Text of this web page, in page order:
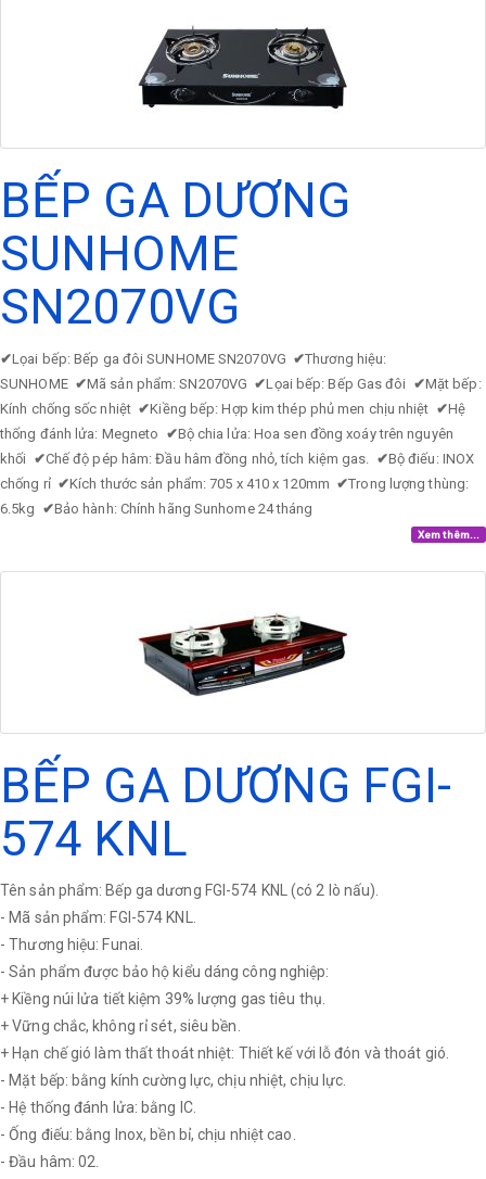
BẾP GA DƯƠNG
SUNHOME
SN2070VG
✔Lọai bếp: Bếp ga đôi SUNHOME SN2070VG ✔Thương hiệu:
SUNHOME ✔Mã sản phẩm: SN2070VG ✔Lọai bếp: Bếp Gas đôi ✔Mặt bếp:
Kính chống sốc nhiệt ✔Kiềng bếp: Hợp kim thép phủ men chịu nhiệt ✔Hệ
thống đánh lửa: Megneto ✔Bộ chia lửa: Hoa sen đồng xoáy trên nguyên
khối ✔Chế độ pép hâm: Đầu hâm đồng nhỏ, tích kiệm gas. ✔Bộ điếu: INOX
chống rỉ ✔Kích thước sản phẩm: 705 x 410 x 120mm ✔Trong lượng thùng:
6.5kg ✔Bảo hành: Chính hãng Sunhome 24 tháng
Xem thêm...
BẾP GA DƯƠNG FGI-
574 KNL
Tên sản phẩm: Bếp ga dương FGI-574 KNL (có 2 lò nấu).
- Mã sản phẩm: FGI-574 KNL.
- Thương hiệu: Funai.
- Sản phẩm được bảo hộ kiểu dáng công nghiệp:
+ Kiềng núi lửa tiết kiệm 39% lượng gas tiêu thụ.
+ Vững chắc, không rỉ sét, siêu bền.
+ Hạn chế gió làm thất thoát nhiệt: Thiết kế với lỗ đón và thoát gió.
- Mặt bếp: bằng kính cường lực, chịu nhiệt, chịu lực.
- Hệ thống đánh lửa: bằng IC.
- Ống điếu: bằng Inox, bền bỉ, chịu nhiệt cao.
- Đầu hâm: 02.